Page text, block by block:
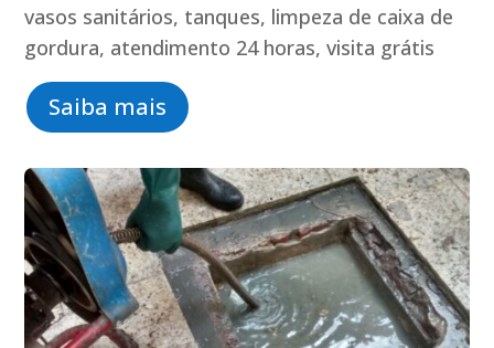
vasos sanitários, tanques, limpeza de caixa de
gordura, atendimento 24 horas, visita grátis
Saiba mais